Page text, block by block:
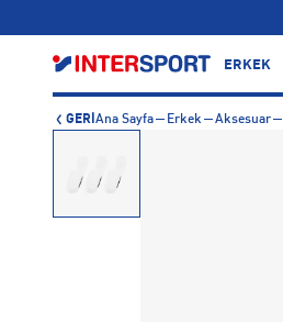
ERKEK
GERİ Ana Sayfa Erkek Aksesuar